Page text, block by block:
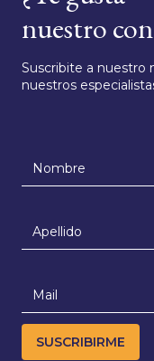
nuestro
Suscribite a nuestro
nuestros